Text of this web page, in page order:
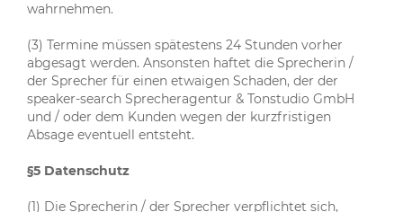
wahrnehmen.
(3) Termine müssen spätestens 24 Stunden vorher
abgesagt werden. Ansonsten haftet die Sprecherin /
der Sprecher für einen etwaigen Schaden, der der
speaker-search Sprecheragentur & Tonstudio GmbH
und / oder dem Kunden wegen der kurzfristigen
Absage eventuell entsteht.
§5 Datenschutz
(1) Die Sprecherin / der Sprecher verpflichtet sich,